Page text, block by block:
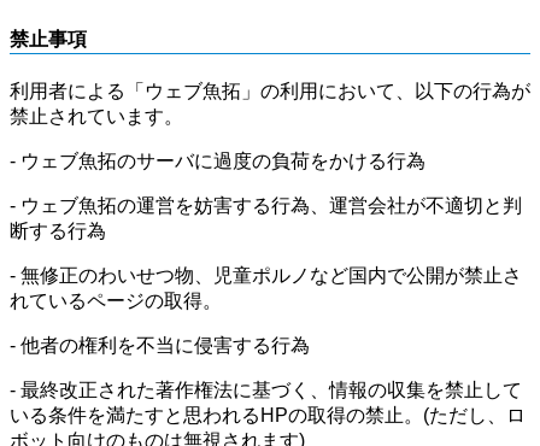
禁止事項
利用者による「ウェブ魚拓」の利用において、以下の行為が
禁止されています。
- ウェブ魚拓のサーバに過度の負荷をかける行為
- ウェブ魚拓の運営を妨害する行為、運営会社が不適切と判
断する行為
- 無修正のわいせつ物、児童ポルノなど国内で公開が禁止さ
れているページの取得。
- 他者の権利を不当に侵害する行為
- 最終改正された著作権法に基づく、情報の収集を禁止して
いる条件を満たすと思われるHPの取得の禁止。(ただし、ロ
ボット向けのものは無視されます)